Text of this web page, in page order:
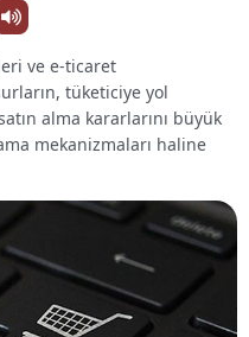
ve e-ticaret
tüketiciye yol
alma kararlarını büyük
mekanizmaları haline